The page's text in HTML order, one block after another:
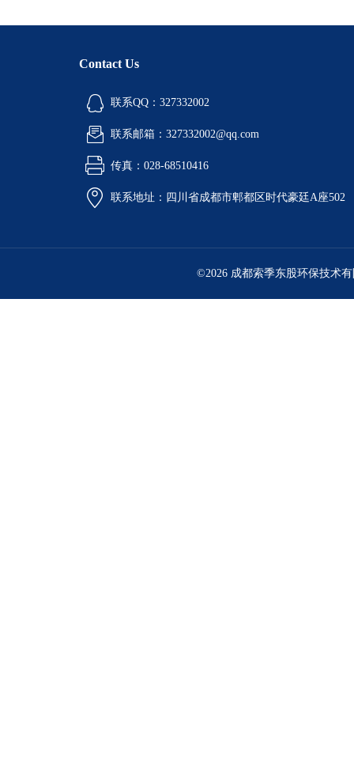
Contact Us
联系QQ：327332002
联系邮箱：327332002@qq.com
传真：028-68510416
联系地址：四川省成都市郫都区时代豪廷A座502
©2026 成都索季东股环保技术